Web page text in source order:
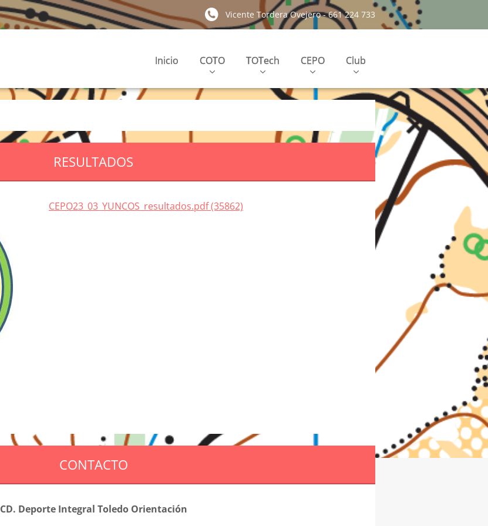
Vicente Tordera Ovejero - 661 224 733
Inicio COTO TOTech CEPO Club
RESULTADOS
CEPO23_03_YUNCOS_resultados.pdf (35862)
CONTACTO
CD. Deporte Integral Toledo Orientación